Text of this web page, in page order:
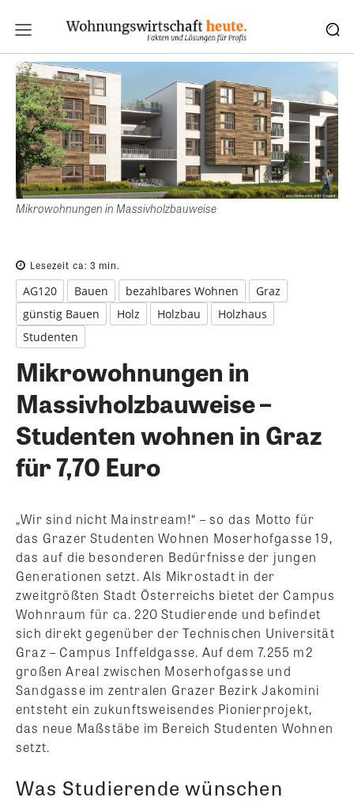
Mikrowohnungen in Massivholzbauweise
Lesezeit ca: 3 min.
AG120 Bauen bezahlbares Wohnen
Graz
günstig Bauen
Holz Holzbau
Holzhaus
Studenten
Mikrowohnungen in
Massivholzbauweise –
Studenten wohnen in Graz
für 7,70 Euro
„Wir sind nicht Mainstream!“ – so das Motto für
das Grazer Studenten Wohnen Moserhofgasse 19,
das auf die besonderen Bedürfnisse der jungen
Generationen setzt. Als Mikrostadt in der
zweitgrößten Stadt Österreichs bietet der Campus
Wohnraum für ca. 220 Studierende und befindet
sich direkt gegenüber der Technischen Universität
Graz – Campus Inffeldgasse. Auf dem 7.255 m2
großen Areal zwischen Moserhofgasse und
Sandgasse im zentralen Grazer Bezirk Jakomini
entsteht ein zukunftsweisendes Pionierprojekt,
das neue Maßstäbe im Bereich Studenten Wohnen
setzt.
Was Studierende wünschen